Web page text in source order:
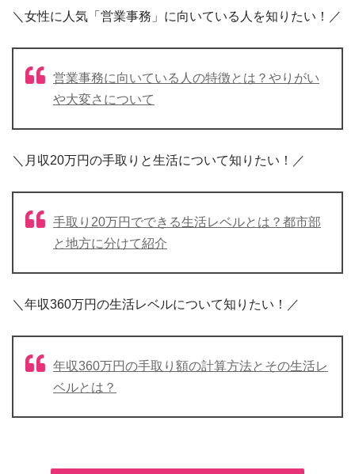
＼女性に人気「営業事務」に向いている人を知りたい！／
営業事務に向いている人の特徴とは？やりがい
や大変さについて
＼月収20万円の手取りと生活について知りたい！／
手取り20万円でできる生活レベルとは？都市部
と地方に分けて紹介
＼年収360万円の生活レベルについて知りたい！／
年収360万円の手取り額の計算方法とその生活レ
ベルとは？